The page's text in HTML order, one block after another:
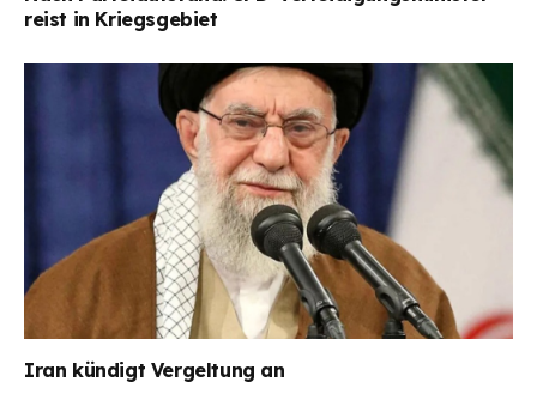
reist in Kriegsgebiet
Iran kündigt Vergeltung an